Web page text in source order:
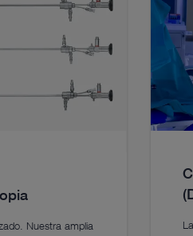
Nuestra amplia